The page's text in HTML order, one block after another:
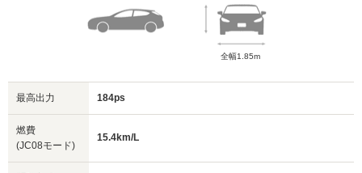
全幅1.85m
最高出力 184ps
燃費
(JC08モード)
15.4km/L